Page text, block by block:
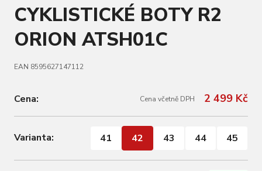
CYKLISTICKÉ BOTY R2
ORION ATSH01C
EAN 8595627147112
Cena: Cena včetně DPH 2 499 Kč
Varianta: 41 42 43 44 45